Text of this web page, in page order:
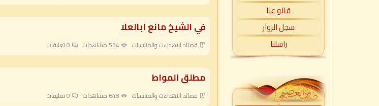
في الشيخ مانع ابالعلا
قصائد الاهداءت والمناسبات 534 مشاهدات تعليقات
مطلق المواط
قصائد الاهداءت والمناسبات 648 مشاهدات تعليقات
قالو عنا
سجل الزوار
راسلنا